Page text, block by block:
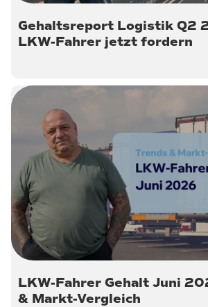
Gehaltsreport Logistik Q2
LKW-Fahrer jetzt fordern
30. Juni 2026
LKW-Fahrer Gehalt Juni
& Markt-Vergleich